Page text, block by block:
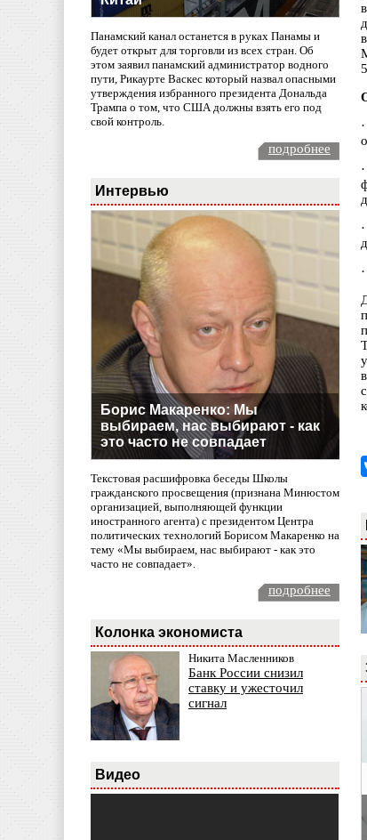
Панамский канал останется в руках Панамы и
будет открыт для торговли из всех стран. Об
этом заявил панамский администратор водного
пути, Рикаурте Васкес который назвал опасными
утверждения избранного президента Дональда
Трампа о том, что США должны взять его под
свой контроль.
подробнее
Интервью
Борис Макаренко: Мы
выбираем, нас выбирают - как
это часто не совпадает
Текстовая расшифровка беседы Школы
гражданского просвещения (признана Минюстом
организацией, выполняющей функции
иностранного агента) с президентом Центра
политических технологий Борисом Макаренко на
тему «Мы выбираем, нас выбирают - как это
часто не совпадает».
подробнее
Колонка экономиста
Никита Масленников
Банк России снизил
ставку и ужесточил
сигнал
Видео
·
·
·